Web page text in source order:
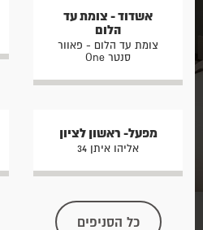
אשדוד - צומת עד
הלום
צומת עד הלום - פאוור
סנטר One
מפעל- ראשון לציון
אליהו איתן 34
כל הסניפים